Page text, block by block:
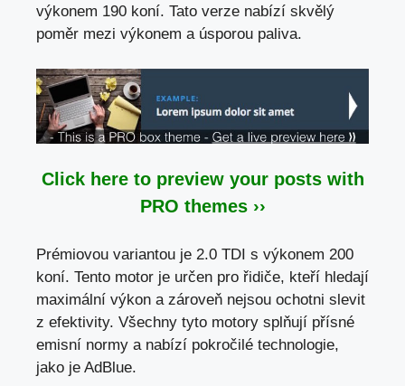
výkonem 190 koní. Tato verze nabízí skvělý
poměr mezi výkonem a úsporou paliva.
Click here to preview your posts with
PRO themes ››
Prémiovou variantou je 2.0 TDI s výkonem 200
koní. Tento motor je určen pro řidiče, kteří hledají
maximální výkon a zároveň nejsou ochotni slevit
z efektivity. Všechny tyto motory splňují přísné
emisní normy a nabízí pokročilé technologie,
jako je AdBlue.